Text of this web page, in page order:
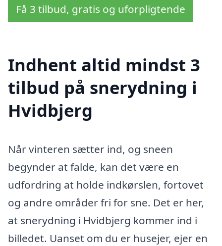
Få 3 tilbud, gratis og uforpligtende
Indhent altid mindst 3
tilbud på snerydning i
Hvidbjerg
Når vinteren sætter ind, og sneen
begynder at falde, kan det være en
udfordring at holde indkørslen, fortovet
og andre områder fri for sne. Det er her,
at snerydning i Hvidbjerg kommer ind i
billedet. Uanset om du er husejer, ejer en